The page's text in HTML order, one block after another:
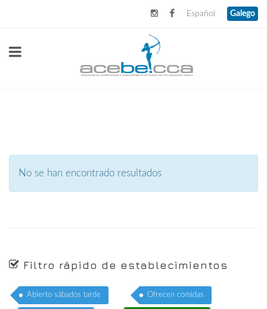
Español Galego
No se han encontrado resultados
Filtro rápido de establecimientos
Abierto sábados tarde Ofrecen comidas